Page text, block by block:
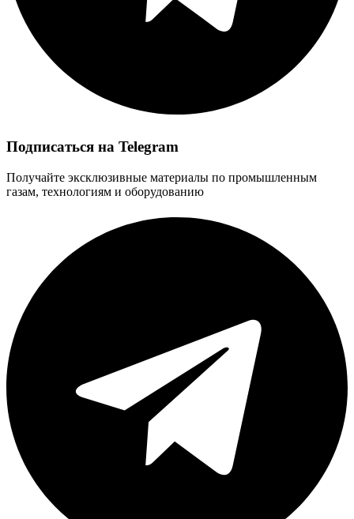
Подписаться на Telegram
Получайте эксклюзивные материалы по промышленным
газам, технологиям и оборудованию